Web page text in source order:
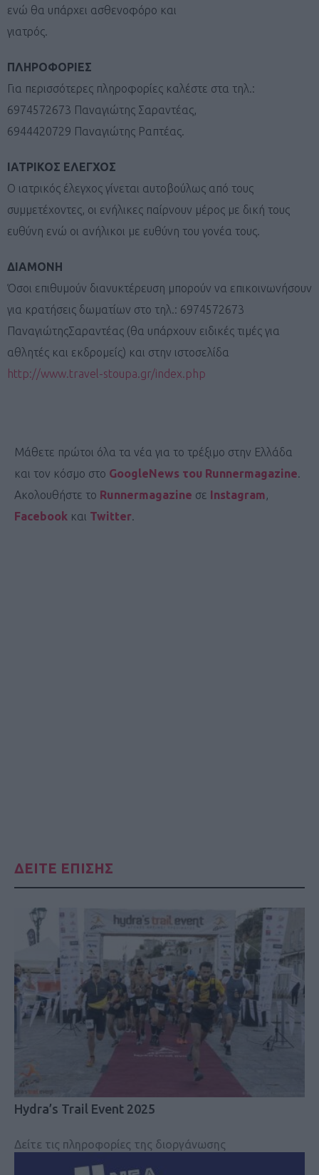
ενώ θα υπάρχει ασθενοφόρο και
γιατρός.
ΠΛΗΡΟΦΟΡΙΕΣ
Για περισσότερες πληροφορίες καλέστε στα τηλ.:
6974572673 Παναγιώτης Σαραντέας,
6944420729 Παναγιώτης Ραπτέας.
ΙΑΤΡΙΚΟΣ ΕΛΕΓΧΟΣ
Ο ιατρικός έλεγχος γίνεται αυτοβούλως από τους
συμμετέχοντες, οι ενήλικες παίρνουν μέρος με δική τους
ευθύνη ενώ οι ανήλικοι με ευθύνη του γονέα τους.
ΔΙΑΜΟΝΗ
Όσοι επιθυμούν διανυκτέρευση μπορούν να επικοινωνήσουν
για κρατήσεις δωματίων στο τηλ.: 6974572673
ΠαναγιώτηςΣαραντέας (θα υπάρχουν ειδικές τιμές για
αθλητές και εκδρομείς) και στην ιστοσελίδα
http://www.travel-stoupa.gr/index.php
Μάθετε πρώτοι όλα τα νέα για το τρέξιμο στην Ελλάδα
και τον κόσμο στο GoogleNews του Runnermagazine.
Ακολουθήστε το Runnermagazine σε Instagram,
Facebook και Twitter.
ΔΕΙΤΕ ΕΠΙΣΗΣ
Hydra’s Trail Event 2025
Δείτε τις πληροφορίες της διοργάνωσης